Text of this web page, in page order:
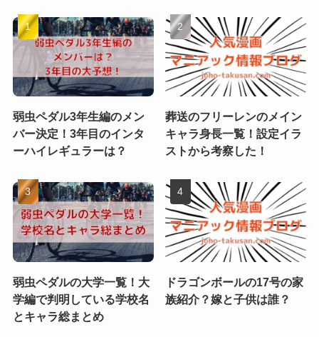
弱虫ペダル3年生編のメン
バー決定！3年目のインタ
ーハイレギュラーは？
葬送のフリーレンのメイン
キャラ身長一覧！設定イラ
ストから考察した！
弱虫ペダルの大学一覧！大
学編で判明している学校名
とキャラ総まとめ
ドラゴンボールの17号の家
族紹介？嫁と子供は誰？